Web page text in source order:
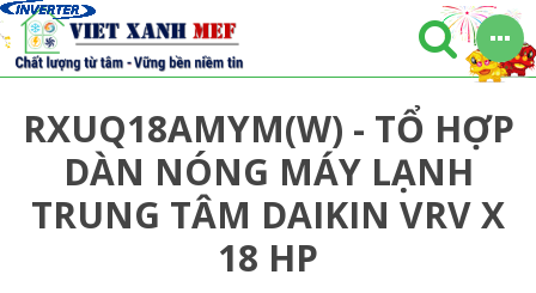
RXUQ18AMYM(W) - TỔ HỢP
DÀN NÓNG MÁY LẠNH
TRUNG TÂM DAIKIN VRV X
18 HP